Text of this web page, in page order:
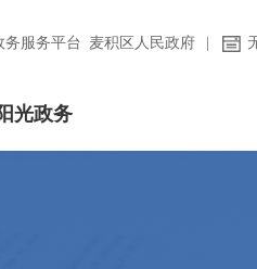
务服务平台 麦积区人民政府
光政务